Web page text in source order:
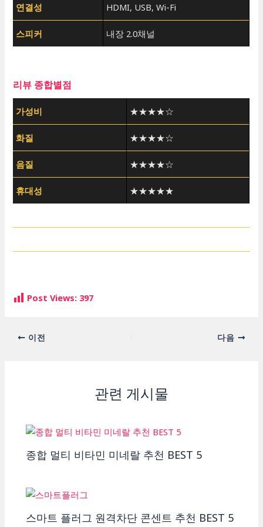
연결성 HDMI, USB, Wi-Fi
스피커 내장 2.0채널
리뷰 종합별점
가성비 ★★★★☆
화질 ★★★★☆
음질 ★★★★☆
휴대성 ★★★★★
Post Views: 397
이전 다음
관련 게시물
종합 멀티 비타민 미네랄 추천 BEST 5
스마트 플러그 원격차단 콘센트 추천 BEST 5